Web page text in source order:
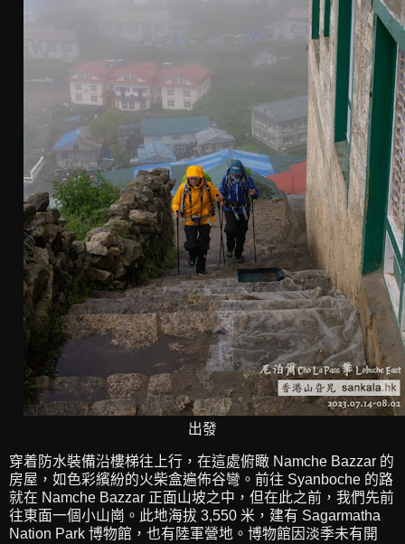
出發
穿着防水裝備沿樓梯往上行，在這處俯瞰 Namche Bazzar 的
房屋，如色彩繽紛的火柴盒遍佈谷彎。前往 Syanboche 的路
就在 Namche Bazzar 正面山坡之中，但在此之前，我們先前
往東面一個小山崗。此地海拔 3,550 米，建有 Sagarmatha
Nation Park 博物館，也有陸軍營地。博物館因淡季未有開